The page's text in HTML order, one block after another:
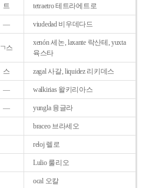
트 tetraetro 테트라에트로
― viudedad 비우데다드
ㄱ스
xenón 세논, laxante 락산테, yuxta
육스타
스 zagal 사갈, liquidez 리키데스
― walkirias 왈키리아스
― yungla 융글라
braceo 브라세오
reloj 렐로
Lulio 룰리오
ocal 오칼